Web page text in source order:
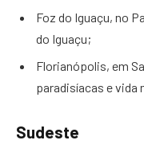
Foz do Iguaçu, no
do Iguaçu;
Florianópolis, em
paradisíacas e vida
Sudeste